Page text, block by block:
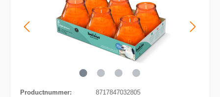
Productnummer:
8717847032805